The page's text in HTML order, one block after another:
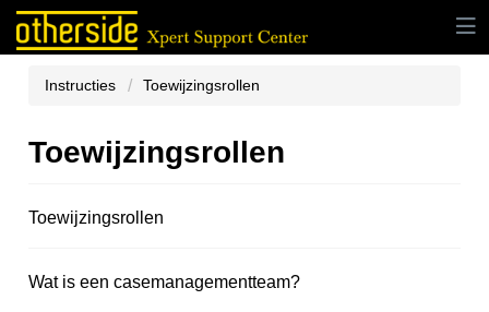
Instructies Toewijzingsrollen
Toewijzingsrollen
Toewijzingsrollen
Wat is een casemanagementteam?